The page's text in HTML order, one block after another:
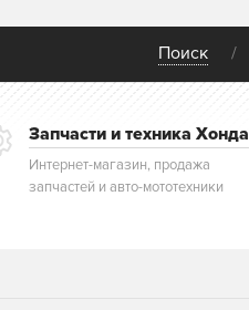
Поиск
Запчасти и техника Хонда
Интернет-магазин, продажа
запчастей и авто-мототехники